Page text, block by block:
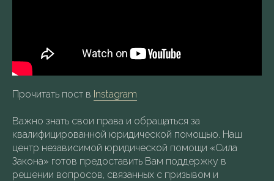
Прочитать пост в Instagram
Важно знать свои права и обращаться за
квалифицированной юридической помощью. Наш
центр независимой юридической помощи «Сила
Закона» готов предоставить Вам поддержку в
решении вопросов, связанных с призывом и